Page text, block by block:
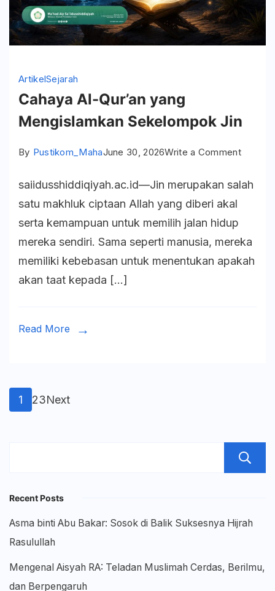
ArtikelSejarah
Cahaya Al-Qur’an yang
Mengislamkan Sekelompok Jin
By Pustikom_MahaJune 30, 2026Write a Commenton
Al-
saiidusshiddiqiyah.ac.id—Jin merupakan salah
satu makhluk ciptaan Allah yang diberi akal
serta kemampuan untuk memilih jalan hidup
mereka sendiri. Sama seperti manusia, mereka
memiliki kebebasan untuk menentukan apakah
akan taat kepada […]
Read More
Posts
Page
1 Page
2Page
3Next
Recent Posts
Asma binti Abu Bakar: Sosok di Balik Suksesnya Hijrah
Rasulullah
Mengenal Aisyah RA: Teladan Muslimah Cerdas, Berilmu,
dan Berpengaruh